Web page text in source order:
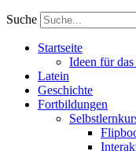
Suche
Startseite
Ideen für
Latein
Geschichte
Fortbildungen